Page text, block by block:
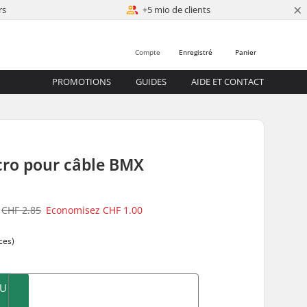
+5 mio de clients ×
Panier
Enregistré
Compte
PROMOTIONS GUIDES AIDE ET CONTACT
pour câble BMX
CHF 2.85 EconomisezCHF 1.00